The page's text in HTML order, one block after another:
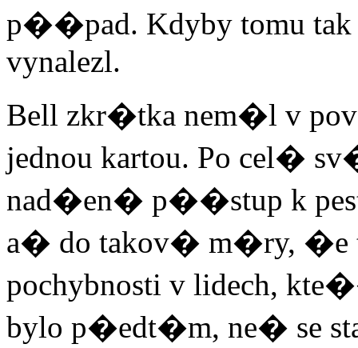
p��pad. Kdyby tomu tak
vynalezl.
Bell zkr�tka nem�l v
jednou kartou. Po cel�
nad�en� p��stup k
a� do takov� m�ry,
pochybnosti v lidech,
bylo p�edt�m, ne� se